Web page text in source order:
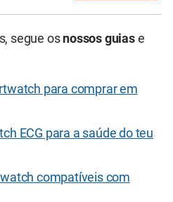
segue os nossos guiase
para comprar em
ECG para a saúde do teu
compatíveis com